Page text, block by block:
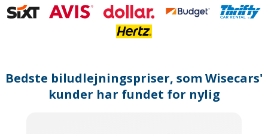
get
the
dates.
Bedste biludlejningspriser, som Wisecars'
kunder har fundet for nylig